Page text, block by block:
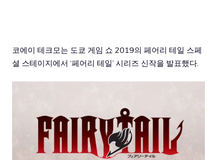
코에이 테크모는 도쿄 게임 쇼 2019의 페어리 테일 스페
셜 스테이지에서 ‘페어리 테일’ 시리즈 신작을 발표했다.